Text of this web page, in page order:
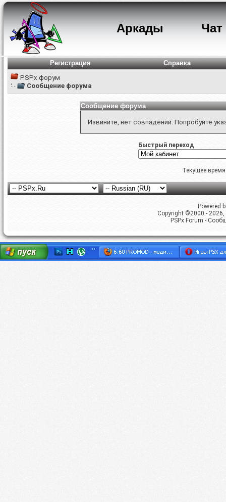
Аркады Чат
Регистрация
Справка
PSPx форум
Сообщение форума
Сообщение форума
Извините, нет совпадений. Попробуйте
Быстрый переход
Текущее
Powered
Copyright ©2000 -
PSPx Forum -